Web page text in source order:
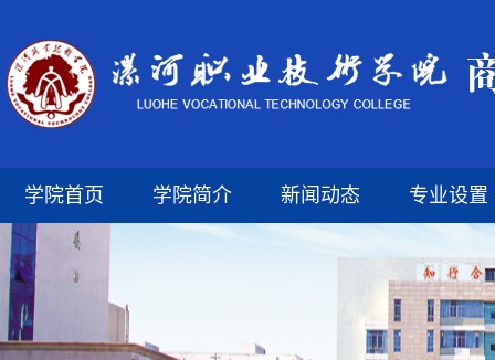
学院首页 学院简介 新闻动态 专业设置